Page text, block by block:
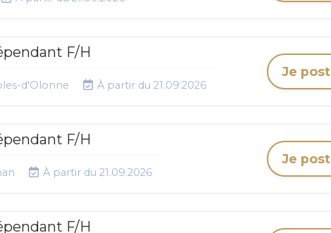
F/H
d'Olonne À partir du 21.09.2026
Je
F/H
À partir du 21.09.2026
Je
F/H